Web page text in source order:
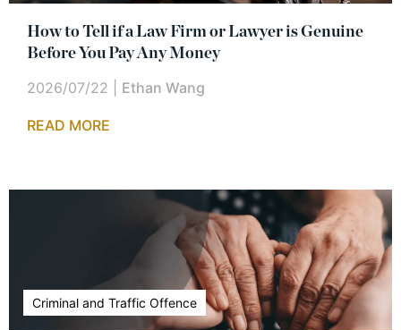
How to Tell if a Law Firm or Lawyer is Genuine
Before You Pay Any Money
2026/07/22 Ethan Wang
READ MORE
Criminal and Traffic Offence